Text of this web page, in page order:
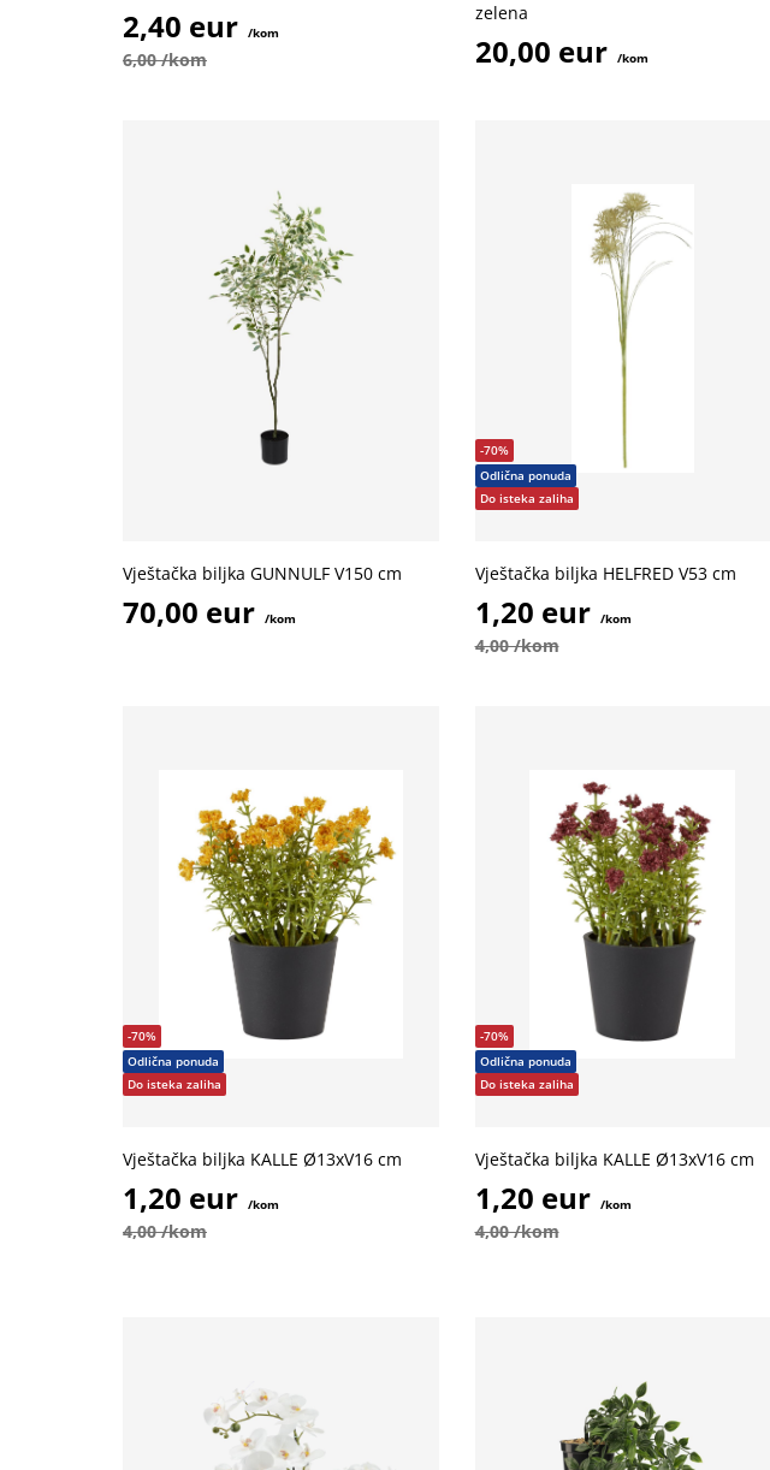
2,40 eur /kom
6,00 /kom
zelena
20,00 eur /kom
Vještačka biljka GUNNULF V150 cm
70,00 eur /kom
-70%
Odlična ponuda
Do isteka zaliha
Vještačka biljka HELFRED V53 cm
1,20 eur /kom
4,00 /kom
-70%
Odlična ponuda
Do isteka zaliha
Vještačka biljka KALLE Ø13xV16 cm
1,20 eur /kom
4,00 /kom
-70%
Odlična ponuda
Do isteka zaliha
Vještačka biljka KALLE Ø13xV16 cm
1,20 eur /kom
4,00 /kom